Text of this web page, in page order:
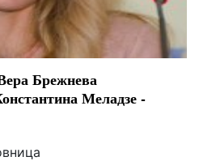
Брежнева
Меладзе -